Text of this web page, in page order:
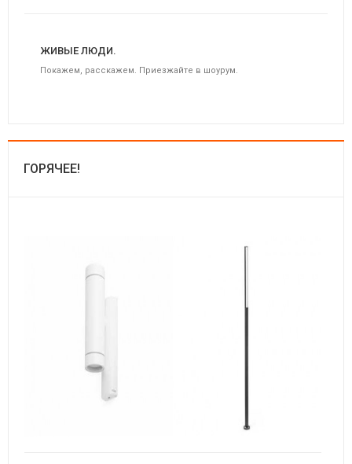
ЖИВЫЕ ЛЮДИ.
Покажем, расскажем. Приезжайте в шоурум.
ГОРЯЧЕЕ!